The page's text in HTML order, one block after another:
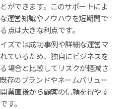
ができます。このサポートによ
運営知識やノウハウを短期間で
点は大きな利点です。
ズでは成功事例や詳細な運営マ
ているため、独自にビジネスを
場合と比較してリスクが軽減さ
存のブランドやネームバリュー
業直後から顧客の信頼を得やす
す。